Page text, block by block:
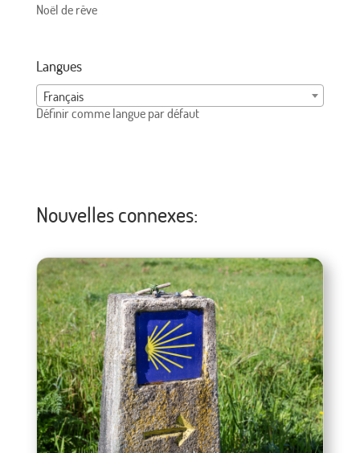
Noël de rêve
Langues
Français
Définir comme langue par défaut
Nouvelles connexes: